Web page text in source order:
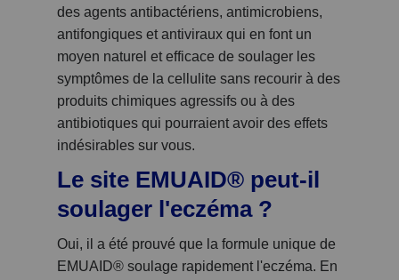
des agents antibactériens, antimicrobiens,
antifongiques et antiviraux qui en font un
moyen naturel et efficace de soulager les
symptômes de la cellulite sans recourir à des
produits chimiques agressifs ou à des
antibiotiques qui pourraient avoir des effets
indésirables sur vous.
Le site EMUAID® peut-il
soulager l'eczéma ?
Oui, il a été prouvé que la formule unique de
EMUAID® soulage rapidement l'eczéma. En